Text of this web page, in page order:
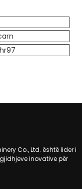
Co., Ltd. është lider i
inovative për